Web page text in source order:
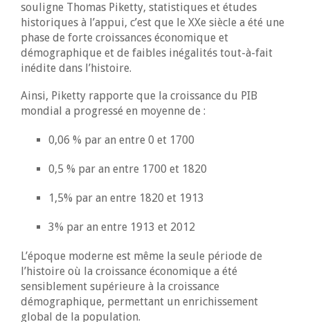
souligne Thomas Piketty, statistiques et études
historiques à l’appui, c’est que le XXe siècle a été une
phase de forte croissances économique et
démographique et de faibles inégalités tout-à-fait
inédite dans l’histoire.
Ainsi, Piketty rapporte que la croissance du PIB
mondial a progressé en moyenne de :
0,06 % par an entre 0 et 1700
0,5 % par an entre 1700 et 1820
1,5% par an entre 1820 et 1913
3% par an entre 1913 et 2012
L’époque moderne est même la seule période de
l’histoire où la croissance économique a été
sensiblement supérieure à la croissance
démographique, permettant un enrichissement
global de la population.